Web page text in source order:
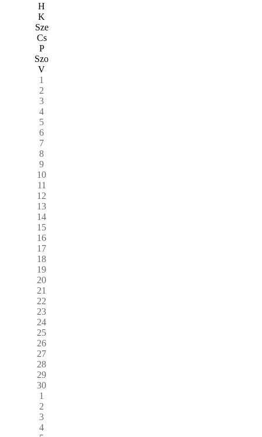
H
K
Sze
Cs
P
Szo
V
1
2
3
4
5
6
7
8
9
10
11
12
13
14
15
16
17
18
19
20
21
22
23
24
25
26
27
28
29
30
1
2
3
4